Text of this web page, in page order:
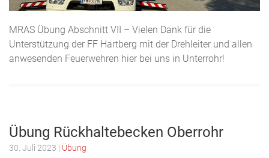
MRAS Übung Abschnitt VII – Vielen Dank für die
Unterstützung der FF Hartberg mit der Drehleiter und allen
anwesenden Feuerwehren hier bei uns in Unterrohr!
Übung Rückhaltebecken Oberrohr
30. Juli 2023 | Übung